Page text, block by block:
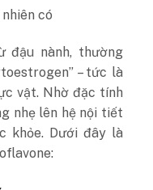
có
đậu nành, thường
– tức là
vật. Nhờ đặc tính
nhẹ lên hệ nội tiết
khỏe. Dưới đây là